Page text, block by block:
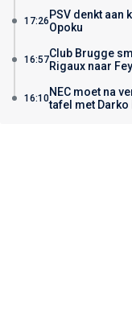
17:26 PSV denkt aan
Opoku
16:57Club Brugge
Rigaux naar
16:10NEC moet na
tafel met